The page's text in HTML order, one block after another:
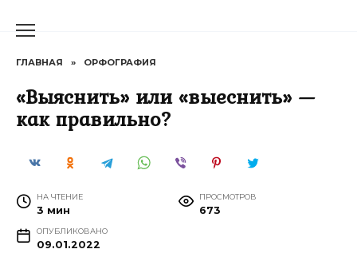
ГЛАВНАЯ » ОРФОГРАФИЯ
«Выяснить» или «выеснить» —
как правильно?
НА ЧТЕНИЕ
3 мин
ПРОСМОТРОВ
673
ОПУБЛИКОВАНО
09.01.2022